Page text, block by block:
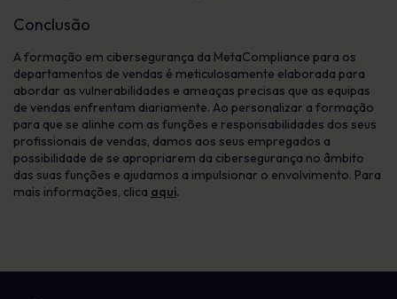
Conclusão
A formação em cibersegurança da MetaCompliance para os
departamentos de vendas é meticulosamente elaborada para
abordar as vulnerabilidades e ameaças precisas que as equipas
de vendas enfrentam diariamente. Ao personalizar a formação
para que se alinhe com as funções e responsabilidades dos seus
profissionais de vendas, damos aos seus empregados a
possibilidade de se apropriarem da cibersegurança no âmbito
das suas funções e ajudamos a impulsionar o envolvimento. Para
mais informações, clica aqui.